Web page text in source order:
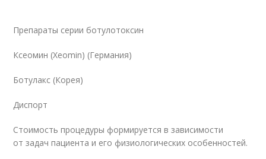
Препараты серии ботулотоксин
Ксеомин (Xeomin) (Германия)
Ботулакс (Корея)
Диспорт
Стоимость процедуры формируется в зависимости
от задач пациента и его физиологических особенностей.